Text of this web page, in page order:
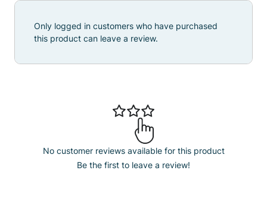
No customer reviews available for this product
Be the first to leave a review!
Only logged in customers who have purchased
this product can leave a review.